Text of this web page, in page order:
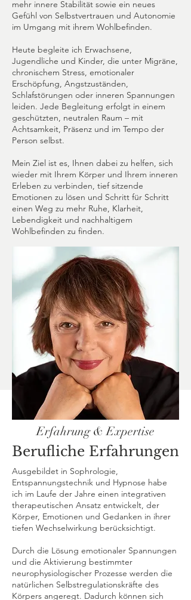
mehr innere Stabilität sowie ein neues
Gefühl von Selbstvertrauen und Autonomie
im Umgang mit ihrem Wohlbefinden.
Heute begleite ich Erwachsene,
Jugendliche und Kinder, die unter Migräne,
chronischem Stress, emotionaler
Erschöpfung, Angstzuständen,
Schlafstörungen oder inneren Spannungen
leiden. Jede Begleitung erfolgt in einem
geschützten, neutralen Raum – mit
Achtsamkeit, Präsenz und im Tempo der
Person selbst.
Mein Ziel ist es, Ihnen dabei zu helfen, sich
wieder mit Ihrem Körper und Ihrem inneren
Erleben zu verbinden, tief sitzende
Emotionen zu lösen und Schritt für Schritt
einen Weg zu mehr Ruhe, Klarheit,
Lebendigkeit und nachhaltigem
Wohlbefinden zu finden.
Erfahrung & Expertise
Berufliche Erfahrungen
Ausgebildet in Sophrologie,
Entspannungstechnik und Hypnose habe
ich im Laufe der Jahre einen integrativen
therapeutischen Ansatz entwickelt, der
Körper, Emotionen und Gedanken in ihrer
tiefen Wechselwirkung berücksichtigt.
Durch die Lösung emotionaler Spannungen
und die Aktivierung bestimmter
neurophysiologischer Prozesse werden die
natürlichen Selbstregulationskräfte des
Körpers angeregt. Dadurch können sich